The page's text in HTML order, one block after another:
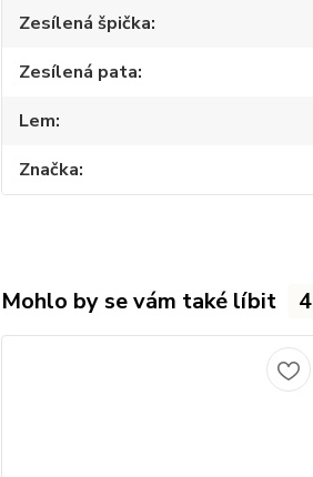
Zesílená špička
Zesílená pata
Lem
Značka
Mohlo by se vám také líbit 4